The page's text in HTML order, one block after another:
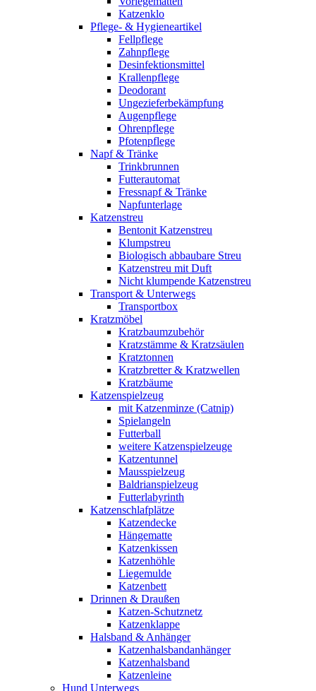
Katzenklo
Pflege- & Hygieneartikel
Fellpflege
Zahnpflege
Desinfektionsmittel
Krallenpflege
Deodorant
Ungezieferbekämpfung
Augenpflege
Ohrenpflege
Pfotenpflege
Napf & Tränke
Trinkbrunnen
Futterautomat
Fressnapf & Tränke
Napfunterlage
Katzenstreu
Bentonit Katzenstreu
Klumpstreu
Biologisch abbaubare Streu
Katzenstreu mit Duft
Nicht klumpende Katzenstreu
Transport & Unterwegs
Transportbox
Kratzmöbel
Kratzbaumzubehör
Kratzstämme & Kratzsäulen
Kratztonnen
Kratzbretter & Kratzwellen
Kratzbäume
Katzenspielzeug
mit Katzenminze (Catnip)
Spielangeln
Futterball
weitere Katzenspielzeuge
Katzentunnel
Mausspielzeug
Baldrianspielzeug
Futterlabyrinth
Katzenschlafplätze
Katzendecke
Hängematte
Katzenkissen
Katzenhöhle
Liegemulde
Katzenbett
Drinnen & Draußen
Katzen-Schutznetz
Katzenklappe
Halsband & Anhänger
Katzenhalsbandanhänger
Katzenhalsband
Katzenleine
Hund Unterwegs